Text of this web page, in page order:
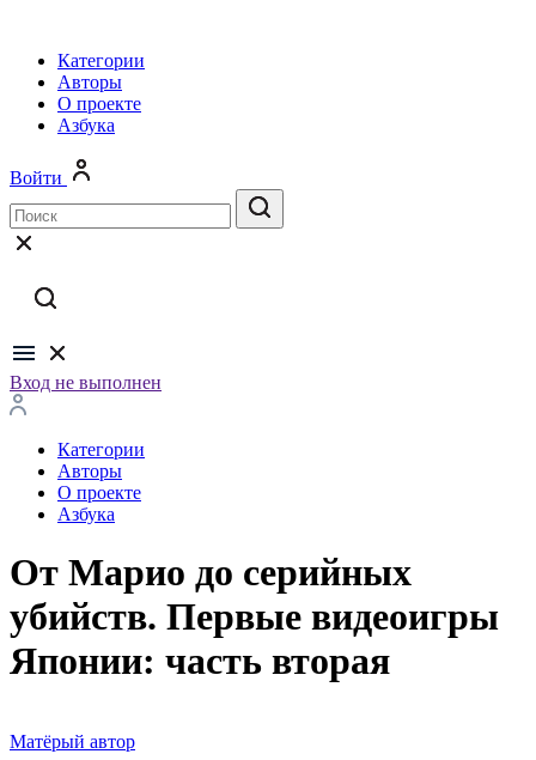
Категории
Авторы
О проекте
Азбука
Войти
Вход не выполнен
Категории
Авторы
О проекте
Азбука
От Марио до серийных
убийств. Первые видеоигры
Японии: часть вторая
Матёрый автор